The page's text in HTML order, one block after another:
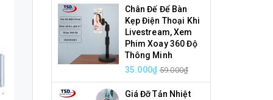
Chân Đế Để Bàn
Kẹp Điện Thoại Khi
Livestream, Xem
Phim Xoay 360 Độ
Thông Minh
35.000₫ 59.000₫
Giá Đỡ Tản Nhiệt